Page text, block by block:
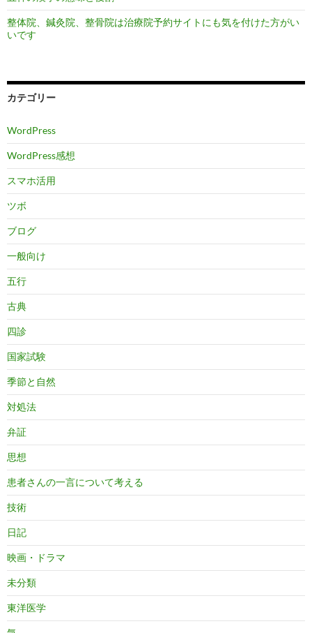
整体院、鍼灸院、整骨院は治療院予約サイトにも気を付けた方がい
いです
カテゴリー
WordPress
WordPress感想
スマホ活用
ツボ
ブログ
一般向け
五行
古典
四診
国家試験
季節と自然
対処法
弁証
思想
患者さんの一言について考える
技術
日記
映画・ドラマ
未分類
東洋医学